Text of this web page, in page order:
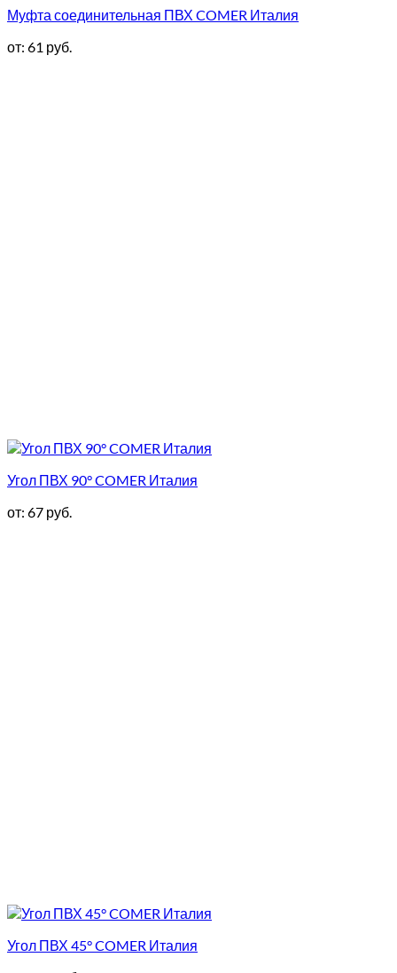
Муфта соединительная ПВХ COMER Италия
от: 61 руб.
Угол ПВХ 90° COMER Италия
от: 67 руб.
Угол ПВХ 45° COMER Италия